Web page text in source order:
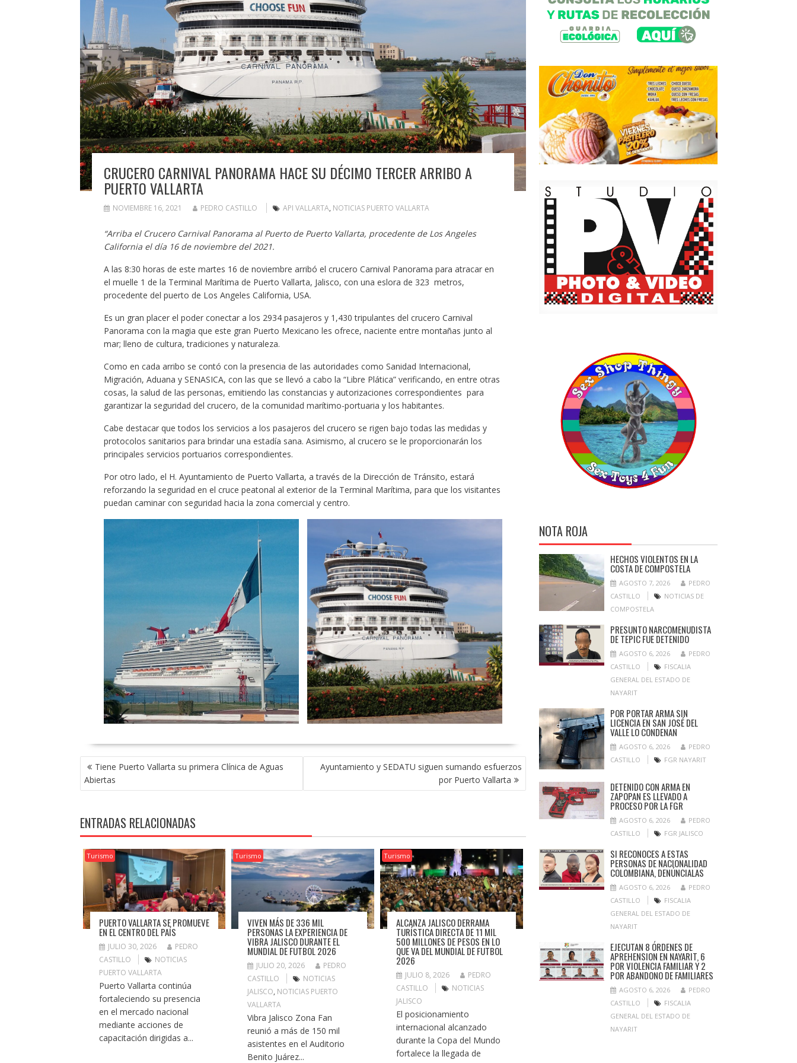
CRUCERO CARNIVAL PANORAMA HACE SU DÉCIMO TERCER ARRIBO A
PUERTO VALLARTA
NOVIEMBRE 16, 2021 PEDRO CASTILLO API VALLARTA, NOTICIAS PUERTO VALLARTA
“Arriba el Crucero Carnival Panorama al Puerto de Puerto Vallarta, procedente de Los Angeles
California el día 16 de noviembre del 2021.
A las 8:30 horas de este martes 16 de noviembre arribó el crucero Carnival Panorama para atracar en
el muelle 1 de la Terminal Marítima de Puerto Vallarta, Jalisco, con una eslora de 323 metros,
procedente del puerto de Los Angeles California, USA.
Es un gran placer el poder conectar a los 2934 pasajeros y 1,430 tripulantes del crucero Carnival
Panorama con la magia que este gran Puerto Mexicano les ofrece, naciente entre montañas junto al
mar; lleno de cultura, tradiciones y naturaleza.
Como en cada arribo se contó con la presencia de las autoridades como Sanidad Internacional,
Migración, Aduana y SENASICA, con las que se llevó a cabo la “Libre Plática” verificando, en entre otras
cosas, la salud de las personas, emitiendo las constancias y autorizaciones correspondientes para
garantizar la seguridad del crucero, de la comunidad marítimo-portuaria y los habitantes.
Cabe destacar que todos los servicios a los pasajeros del crucero se rigen bajo todas las medidas y
protocolos sanitarios para brindar una estadía sana. Asimismo, al crucero se le proporcionarán los
principales servicios portuarios correspondientes.
Por otro lado, el H. Ayuntamiento de Puerto Vallarta, a través de la Dirección de Tránsito, estará
reforzando la seguridad en el cruce peatonal al exterior de la Terminal Marítima, para que los visitantes
puedan caminar con seguridad hacia la zona comercial y centro.
NAVEGACIÓN
DE
ENTRADAS
Tiene Puerto Vallarta su primera Clínica de Aguas
Abiertas
Ayuntamiento y SEDATU siguen sumando esfuerzos
por Puerto Vallarta
ENTRADAS RELACIONADAS
Turismo
PUERTO VALLARTA SE PROMUEVE
EN EL CENTRO DEL PAÍS
JULIO 30, 2026
PEDRO
CASTILLO
NOTICIAS
PUERTO VALLARTA
Puerto Vallarta continúa
fortaleciendo su presencia
en el mercado nacional
mediante acciones de
capacitación dirigidas a...
Turismo
VIVEN MÁS DE 336 MIL
PERSONAS LA EXPERIENCIA DE
VIBRA JALISCO DURANTE EL
MUNDIAL DE FUTBOL 2026
JULIO 20, 2026
PEDRO
CASTILLO
NOTICIAS
JALISCO, NOTICIAS PUERTO
VALLARTA
Vibra Jalisco Zona Fan
reunió a más de 150 mil
asistentes en el Auditorio
Benito Juárez...
Turismo
ALCANZA JALISCO DERRAMA
TURÍSTICA DIRECTA DE 11 MIL
500 MILLONES DE PESOS EN LO
QUE VA DEL MUNDIAL DE FUTBOL
2026
JULIO 8, 2026
PEDRO
CASTILLO
NOTICIAS
JALISCO
El posicionamiento
internacional alcanzado
durante la Copa del Mundo
fortalece la llegada de
NOTA ROJA
HECHOS VIOLENTOS EN LA
COSTA DE COMPOSTELA
AGOSTO 7, 2026
PEDRO
CASTILLO
NOTICIAS DE
COMPOSTELA
PRESUNTO NARCOMENUDISTA
DE TEPIC FUE DETENIDO
AGOSTO 6, 2026
PEDRO
CASTILLO
FISCALIA
GENERAL DEL ESTADO DE
NAYARIT
POR PORTAR ARMA SIN
LICENCIA EN SAN JOSÉ DEL
VALLE LO CONDENAN
AGOSTO 6, 2026
PEDRO
CASTILLO
FGR NAYARIT
DETENIDO CON ARMA EN
ZAPOPAN ES LLEVADO A
PROCESO POR LA FGR
AGOSTO 6, 2026
PEDRO
CASTILLO
FGR JALISCO
SI RECONOCES A ESTAS
PERSONAS DE NACIONALIDAD
COLOMBIANA, DENÚNCIALAS
AGOSTO 6, 2026
PEDRO
CASTILLO
FISCALIA
GENERAL DEL ESTADO DE
NAYARIT
EJECUTAN 8 ÓRDENES DE
APREHENSION EN NAYARIT, 6
POR VIOLENCIA FAMILIAR Y 2
POR ABANDONO DE FAMILIARES
AGOSTO 6, 2026
PEDRO
CASTILLO
FISCALIA
GENERAL DEL ESTADO DE
NAYARIT